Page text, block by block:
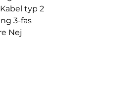
typ 2
3-fas
Nej